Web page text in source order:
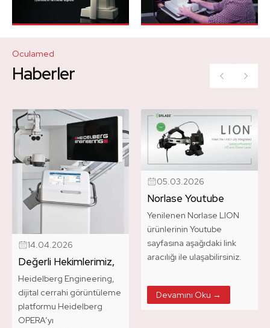
Oculamed
Haberler
14.04.2026
Değerli Hekimlerimiz,
Heidelberg Engineering,
dijital cerrahi görüntüleme
platformu Heidelberg
OPERA’yı
05.03.2026
Norlase Youtube
Yenilenen Norlase LION
ürünlerinin Youtube
sayfasına aşağıdaki link
aracılığı ile ulaşabilirsiniz.
Devamını Oku →